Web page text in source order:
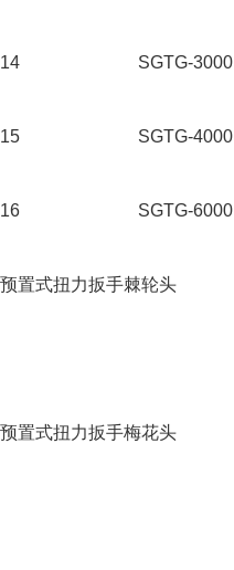
14 SGTG-3000
15 SGTG-4000
16 SGTG-6000
预置式扭力扳手棘轮头
预置式扭力扳手梅花头